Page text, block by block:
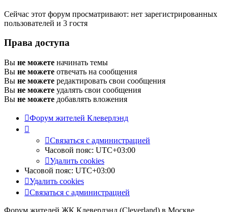
Сейчас этот форум просматривают: нет зарегистрированных
пользователей и 3 гостя
Права доступа
Вы не можете начинать темы
Вы не можете отвечать на сообщения
Вы не можете редактировать свои сообщения
Вы не можете удалять свои сообщения
Вы не можете добавлять вложения
Форум жителей Клеверлэнд
Связаться с администрацией
Часовой пояс: UTC+03:00
Удалить cookies
Часовой пояс: UTC+03:00
Удалить cookies
Связаться с администрацией
Форум жителей ЖК Клеверлэнд (Cleverland) в Москве.